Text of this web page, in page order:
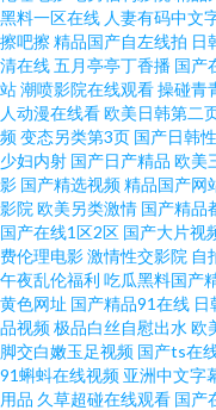
五月天wwwcom 国产精品
51视频在线看片子 99日这里
看X片新入口 国产在线美女
伊人 欧洲福利影院 岛国动
字幕 男人天堂八区 黑料欧美
区三 91伊人久热精品午夜 91
天堂福利 欧美一级一色 久久
黑料一区在线 人妻有码中文
擦吧擦精品国产自左线拍 日
清在线五月亭亭丁香播 国产
站潮喷影院在线观看操碰青
人动漫在线看欧美日韩第二
频变态另类第3页 国产日韩
少妇内射 国产日产精品 欧美
影 国产精选视频精品国产网
影院 欧美另类激情 国产精品
国产在线1区2区 国产大片视
费伦理电影激情性交影院 自
午夜乱伦福利 吃瓜黑料国产
黄色网址 国产精品91在线 日
品视频极品白丝自慰出水 欧
脚交白嫩玉足视频 国产ts在
91蝌蚪在线视频 亚洲中文字
用品 久草超碰在线观看 国产